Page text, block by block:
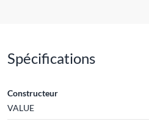
Spécifications
Constructeur
VALUE